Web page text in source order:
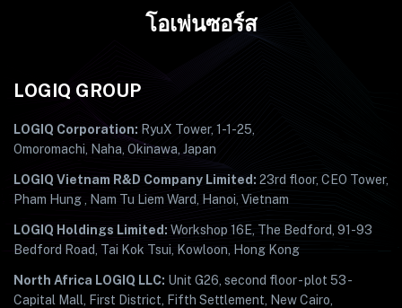
โอเพ่นซอร์ส
LOGIQ GROUP
LOGIQ Corporation: RyuX Tower, 1-1-25,
Omoromachi, Naha, Okinawa, Japan
LOGIQ Vietnam R&D Company Limited: 23rd floor, CEO Tower,
Pham Hung , Nam Tu Liem Ward, Hanoi, Vietnam
LOGIQ Holdings Limited: Workshop 16E, The Bedford, 91-93
Bedford Road, Tai Kok Tsui, Kowloon, Hong Kong
North Africa LOGIQ LLC: Unit G26, second floor - plot 53 -
Capital Mall, First District, Fifth Settlement, New Cairo,